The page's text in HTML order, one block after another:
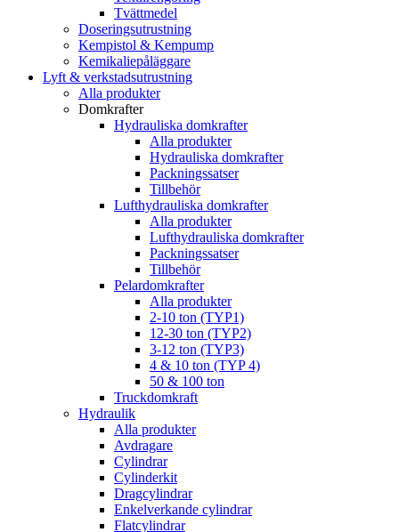
Tvättmedel
Doseringsutrustning
Kempistol & Kempump
Kemikaliepåläggare
Lyft & verkstadsutrustning
Alla produkter
Domkrafter
Hydrauliska domkrafter
Alla produkter
Hydrauliska domkrafter
Packningssatser
Tillbehör
Lufthydrauliska domkrafter
Alla produkter
Lufthydrauliska domkrafter
Packningssatser
Tillbehör
Pelardomkrafter
Alla produkter
2-10 ton (TYP1)
12-30 ton (TYP2)
3-12 ton (TYP3)
4 & 10 ton (TYP 4)
50 & 100 ton
Truckdomkraft
Hydraulik
Alla produkter
Avdragare
Cylindrar
Cylinderkit
Dragcylindrar
Enkelverkande cylindrar
Flatcylindrar